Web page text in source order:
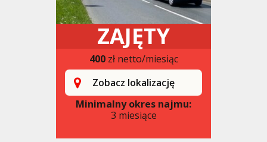
ZAJĘTY
400zł netto/miesiąc
Zobacz lokalizację
Minimalny okres najmu:
3 miesiące